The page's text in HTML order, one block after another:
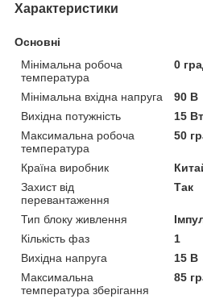
Характеристики
Основні
Мінімальна робоча
температура
0
Мінімальна вхідна напруга
90 В
Вихідна потужність
15 Вт
Максимальна робоча
температура
50
Країна виробник
Захист від
перевантаження
Так
Тип блоку живлення
Кількість фаз
1
Вихідна напруга
15 В
Максимальна
температура зберігання
85